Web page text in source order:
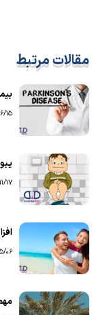
مقالات مرتبط
15
17
06